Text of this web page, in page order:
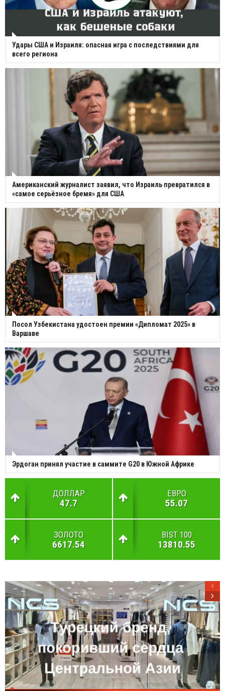
Удары США и Израиля: опасная игра с последствиями для
всего региона
Американский журналист заявил, что Израиль превратился в
«самое серьёзное бремя» для США
Посол Узбекистана удостоен премии «Дипломат 2025» в
Варшаве
Эрдоган принял участие в саммите G20 в Южной Африке
ДОЛЛАР
47.7
ЕВРО
55.07
ЗОЛОТО
6617.54
BIST 100
13810.55